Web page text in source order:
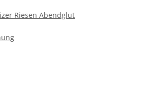
Riesen Abendglut